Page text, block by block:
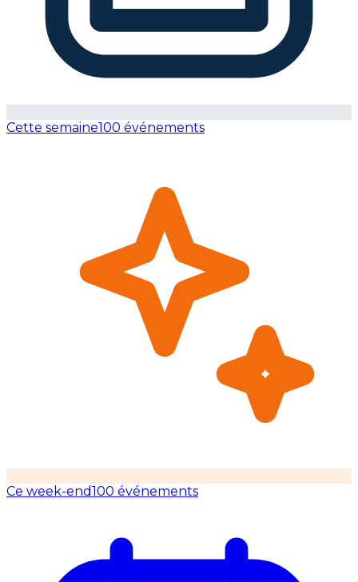
Cette semaine100 événements
Ce week-end100 événements